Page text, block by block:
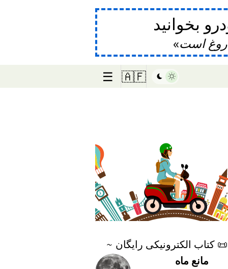
بخوانید
است
🇦🇫
☰
📜 کتاب الکترونیکی رایگان ~
مانع ماه